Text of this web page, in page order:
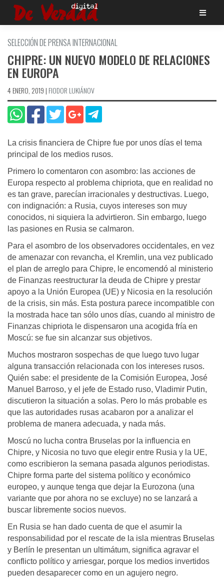
Saltar
SELECCIÓN DE PRENSA INTERNACIONAL
CHIPRE: UN NUEVO MODELO DE RELACIONES
EN EUROPA
4 ENERO, 2019 | FIODOR LUKIÁNOV
La crisis financiera de Chipre fue por unos días el tema
principal de los medios rusos.
Primero lo comentaron con asombro: las acciones de
Europa respecto al problema chipriota, que en realidad no
es tan grave, parecían irracionales y destructivas. Luego,
con indignación: a Rusia, cuyos intereses son muy
conocidos, ni siquiera la advirtieron. Sin embargo, luego
las pasiones en Rusia se calmaron.
Para el asombro de los observadores occidentales, en vez
de amenazar con revancha, el Kremlin, una vez publicado
el plan de arreglo para Chipre, le encomendó al ministerio
de Finanzas reestructurar la deuda de Chipre y prestar
apoyo a la Unión Europea (UE) y Nicosia en la resolución
de la crisis, sin más. Esta postura parece incompatible con
la mostrada hace tan sólo unos días, cuando al ministro de
Finanzas chipriota le dispensaron una acogida fría en
Moscú: se fue sin alcanzar sus objetivos.
Muchos mostraron sospechas de que luego tuvo lugar
alguna transacción relacionada con los intereses rusos.
Quién sabe: el presidente de la Comisión Europea, José
Manuel Barroso, y el jefe de Estado ruso, Vladimir Putin,
discutieron la situación a solas. Pero lo más probable es
que las autoridades rusas acabaron por a analizar el
problema de manera adecuada, y nada más.
Moscú no lucha contra Bruselas por la influencia en
Chipre, y Nicosia no tuvo que elegir entre Rusia y la UE,
como escribieron la semana pasada algunos periodistas.
Chipre forma parte del sistema político y económico
europeo, y aunque tenga que dejar la Eurozona (una
variante que por ahora no se excluye) no se lanzará a
buscar libremente socios nuevos.
En Rusia se han dado cuenta de que el asumir la
responsabilidad por el rescate de la isla mientras Bruselas
y Berlín le presentan un ultimátum, significa agravar el
conflicto político y arriesgar, porque los medios invertidos
pueden desaparecer como en un agujero negro.